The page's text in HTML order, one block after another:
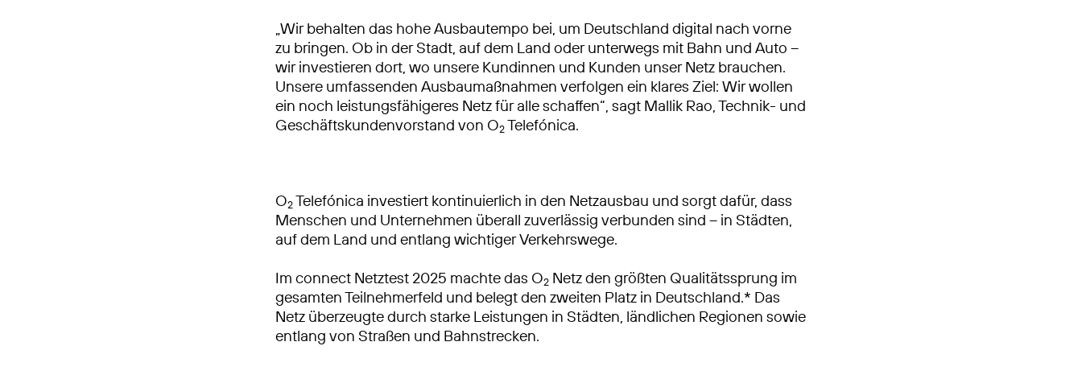
„Wir behalten das hohe Ausbautempo bei, um Deutschland digital nach vorne
zu bringen. Ob in der Stadt, auf dem Land oder unterwegs mit Bahn und Auto –
wir investieren dort, wo unsere Kundinnen und Kunden unser Netz brauchen.
Unsere umfassenden Ausbaumaßnahmen verfolgen ein klares Ziel: Wir wollen
ein noch leistungsfähigeres Netz für alle schaffen“, sagt Mallik Rao, Technik- und
Geschäftskundenvorstand von O2Telefónica.
O2Telefónica investiert kontinuierlich in den Netzausbau und sorgt dafür, dass
Menschen und Unternehmen überall zuverlässig verbunden sind – in Städten,
auf dem Land und entlang wichtiger Verkehrswege.
Im connect Netztest 2025 machte das O2 Netz den größten Qualitätssprung im
gesamten Teilnehmerfeld und belegt den zweiten Platz in Deutschland.* Das
Netz überzeugte durch starke Leistungen in Städten, ländlichen Regionen sowie
entlang von Straßen und Bahnstrecken.